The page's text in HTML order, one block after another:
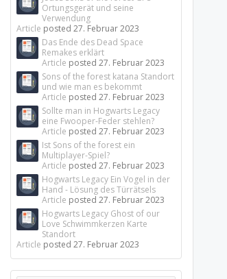
Ortungsgerät und seine
Verwendung
Article posted27. Februar 2023
Das Ende des Dead Space
Remakes erklärt
Article posted27. Februar 2023
Sons of the forest katana Standort
und wie man es bekommt
Article posted27. Februar 2023
Sollte man in Hogwarts Legacy
eine Fwooper-Feder stehlen?
Article posted27. Februar 2023
Ist Sons of the forest ein
Multiplayer-Spiel?
Article posted27. Februar 2023
Hogwarts Legacy Ein Vogel in der
Hand - Lösung des Türrätsels
Article posted27. Februar 2023
Hogwarts Legacy Ghost of our
Love Schwimmkerzen Karte
Standort
Article posted27. Februar 2023